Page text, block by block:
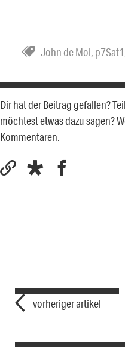
John de Mol, p7Sat1
Dir hat der Beitrag gefallen?
möchtest etwas dazu sagen?
Kommentaren.
vorheriger artikel